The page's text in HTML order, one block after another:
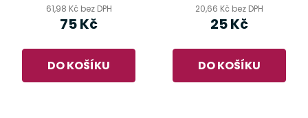
61,98 Kč bez DPH
75 Kč
DO KOŠÍKU
20,66 Kč bez DPH
25 Kč
DO KOŠÍKU